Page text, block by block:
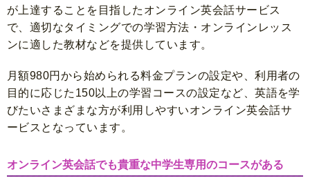
が上達することを目指したオンライン英会話サービス
で、適切なタイミングでの学習方法・オンラインレッス
ンに適した教材などを提供しています。
月額980円から始められる料金プランの設定や、利用者の
目的に応じた150以上の学習コースの設定など、英語を学
びたいさまざまな方が利用しやすいオンライン英会話サ
ービスとなっています。
オンライン英会話でも貴重な中学生専用のコースがある